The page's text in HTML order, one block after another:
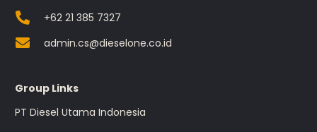
+62 21 385 7327
admin.cs@dieselone.co.id
Group Links
PT Diesel Utama Indonesia